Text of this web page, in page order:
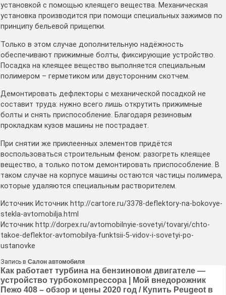
установкой с помощью клеящего вещества. Механическая
установка производится при помощи специальных зажимов по
принципу бельевой прищепки.
Только в этом случае дополнительную надёжность
обеспечивают прижимные болты, фиксирующие устройство.
Посадка на клеящее вещество выполняется специальным
полимером – герметиком или двусторонним скотчем.
Демонтировать дефлекторы с механической посадкой не
составит труда: нужно всего лишь открутить прижимные
болты и снять приспособление. Благодаря резиновым
прокладкам кузов машины не пострадает.
При снятии же приклеенных элементов придётся
воспользоваться строительным феном: разогреть клеящее
вещество, а только потом демонтировать приспособление. В
таком случае на корпусе машины остаются частицы полимера,
которые удаляются специальным растворителем.
Источник Источник http://cartore.ru/3378-deflektory-na-bokovye-
stekla-avtomobilja.html
Источник http://dorpex.ru/avtomobilnyie-sovetyi/tovaryi/chto-
takoe-deflektor-avtomobilya-funktsii-5-vidov-i-sovetyi-po-
ustanovke
Запись в Салон автомобиля
Навигация
по
Как работает турбина на бензиновом двигателе —
устройство турбокомпрессора | Мой внедорожник
Пежо 408 – обзор и цены 2020 год / Купить Peugeot в